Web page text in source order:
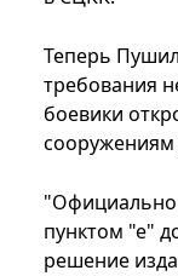
Теперь
требования
боевики
сооружениям
"Официально
пунктом "е"
решение